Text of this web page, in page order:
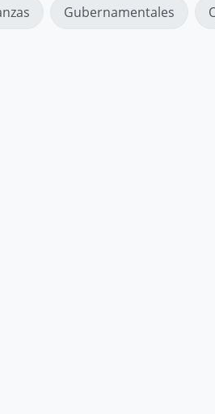
Gubernamentales